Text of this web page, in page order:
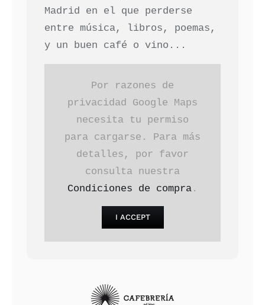
Madrid en el que perderse
entre música, libros, poemas,
y un buen café o vino...
Por razones de
privacidad Google Maps
necesita tu permiso
para cargarse. Para más
detalles, por favor
consulta nuestra
Condiciones de compra .
I ACCEPT